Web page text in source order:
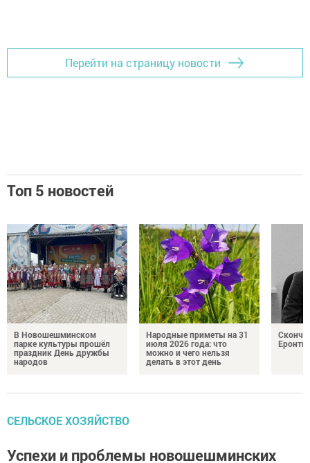
Перейти на страницу новости
Топ 5 новостей
В Новошешминском
парке культуры прошёл
праздник День дружбы
народов
Народные приметы на 31
июля 2026 года: что
можно и чего нельзя
делать в этот день
СЕЛЬСКОЕ ХОЗЯЙСТВО
Успехи и проблемы новошешминских